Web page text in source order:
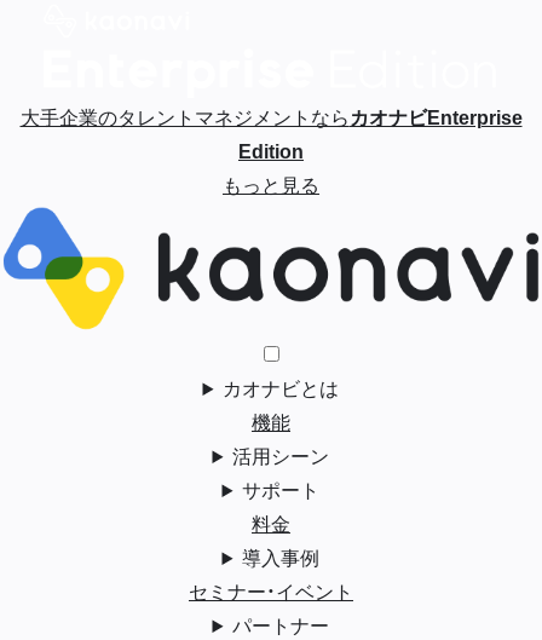
大手企業のタレントマネジメントならカオナビEnterprise
Edition
もっと見る
カオナビとは
機能
活用シーン
サポート
料金
導入事例
セミナー・イベント
パートナー